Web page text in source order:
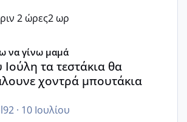
2 ώρες2 ωρ
να γίνω μαμά
Ιούλη τα τεστάκια θα
χοντρά μπουτάκια
· 10 Ιουλίου